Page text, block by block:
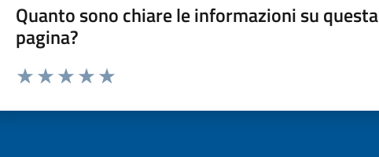
Quanto sono chiare le informazioni su questa
pagina?
Valuta da 1 a 5 stelle la pagina